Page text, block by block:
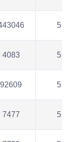
5
4083 5
92609 5
7477 5